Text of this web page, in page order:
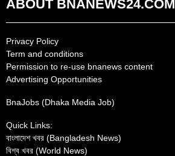
ABOUT BNANEWS24.COM
Privacy Policy
Term and conditions
Permission to re-use bnanews content
Advertising Opportunities
BnaJobs (Dhaka Media Job)
Quick Links:
বাংলাদেশ খবর (Bangladesh News)
বিশ্ব খবর (World News)